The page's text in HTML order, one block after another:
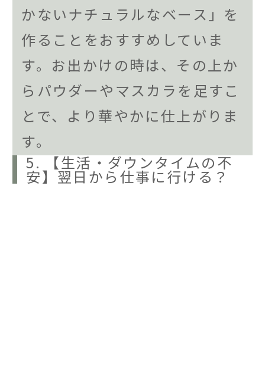
かないナチュラルなベース」を
作ることをおすすめしていま
す。お出かけの時は、その上か
らパウダーやマスカラを足すこ
とで、より華やかに仕上がりま
す。
5. 【生活・ダウンタイムの不
安】翌日から仕事に行ける？